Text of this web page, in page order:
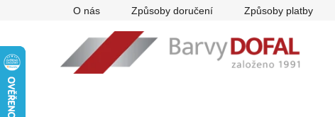
O nás Způsoby doručení Způsoby platby